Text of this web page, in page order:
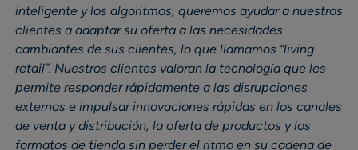
inteligente y los algoritmos, queremos ayudar a nuestros
clientes a adaptar su oferta a las necesidades
cambiantes de sus clientes, lo que llamamos “living
retail”. Nuestros clientes valoran la tecnología que les
permite responder rápidamente a las disrupciones
externas e impulsar innovaciones rápidas en los canales
de venta y distribución, la oferta de productos y los
formatos de tienda sin perder el ritmo en su cadena de